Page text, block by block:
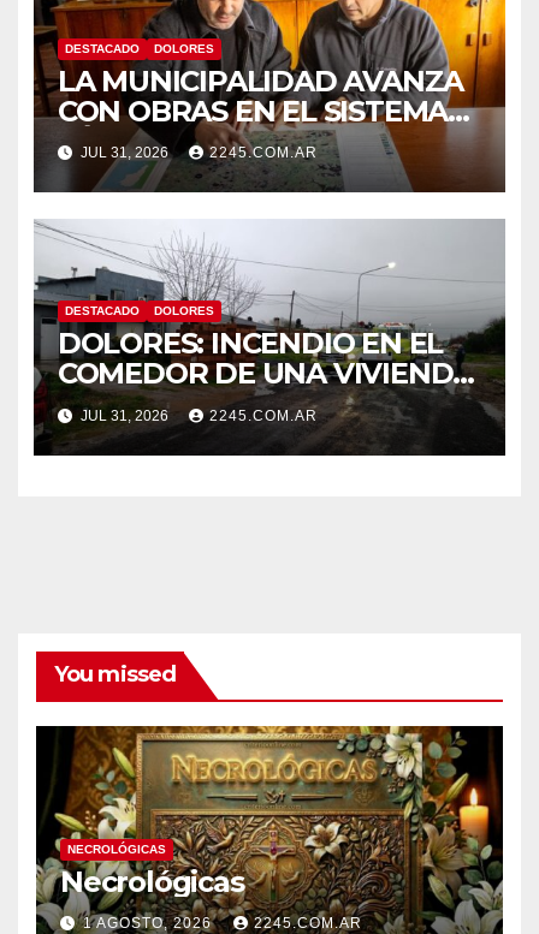
DESTACADO DOLORES
LA MUNICIPALIDAD AVANZA
CON OBRAS EN EL SISTEMA
HÍDRICO DE DOLORES
JUL 31, 2026 2245.COM.AR
DESTACADO DOLORES
DOLORES: INCENDIO EN EL
COMEDOR DE UNA VIVIENDA
FUE CONTROLADO POR
BOMBEROS
JUL 31, 2026 2245.COM.AR
You missed
NECROLÓGICAS
Necrológicas
1 AGOSTO, 2026 2245.COM.AR